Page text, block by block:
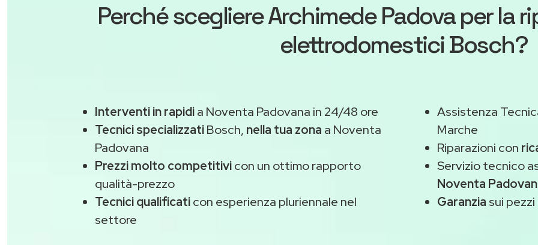
Perché scegliereArchimede Padovaper la
elettrodomestici Bosch?
Interventi in rapidia Noventa Padovana in 24/48 ore
Tecnici specializzatiBosch, nella tua zona a Noventa
Padovana
Prezzi molto competitivicon un ottimo rapporto
qualità-prezzo
Tecnici qualificaticon esperienza pluriennale nel
settore
Assistenza
Marche
Riparazioni con
Servizio tecnico
Noventa
Garanzia sui